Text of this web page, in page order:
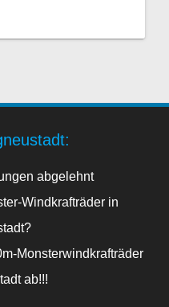
abgelehnt
Windkrafträder in
Monsterwindkrafträder
ab!!!